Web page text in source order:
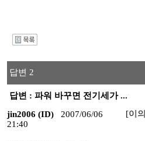
답변 2
답변 : 파워 바꾸면 전기세가 ...
jin2006 (ID)
2007/06/06
21:40
[이